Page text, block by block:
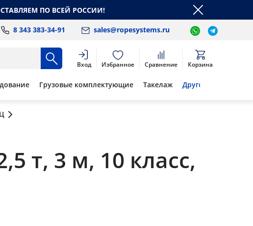
ПО ВСЕЙ РОССИИ!
8 343 383-34-91 sales@ropesystems.ru
Вход Избранное Сравнение Корзина
Грузовые комплектующие Такелаж Другое
т, 3 м, 10 класс,